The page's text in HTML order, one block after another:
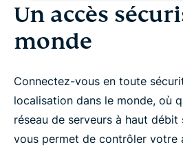
Un accès
monde
Connectez-vous en toute
localisation dans le monde, où
réseau de serveurs à haut débit
vous permet de contrôler votre